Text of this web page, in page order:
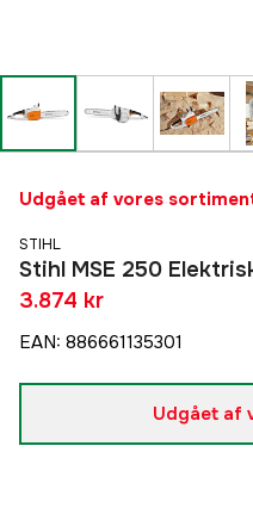
Udgået af vores
STIHL
Stihl MSE 250
3.874 kr
EAN: 886661135301
Udgået af